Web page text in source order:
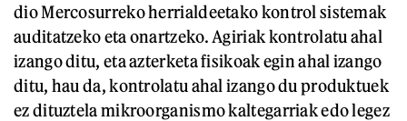
dio Mercosurreko herrialdeetako kontrol sistemak
auditatzeko eta onartzeko. Agiriak kontrolatu ahal
izango ditu, eta azterketa fisikoak egin ahal izango
ditu, hau da, kontrolatu ahal izango du produktuek
ez dituztela mikroorganismo kaltegarriak edo legez